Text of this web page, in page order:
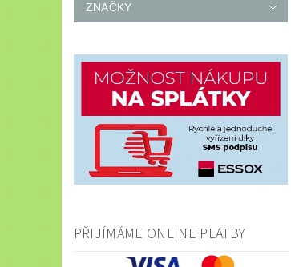
ZNAČKY
PŘIJÍMÁME ONLINE PLATBY